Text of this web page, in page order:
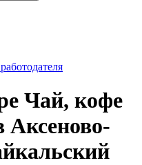
Чай, кофе
Аксеново-